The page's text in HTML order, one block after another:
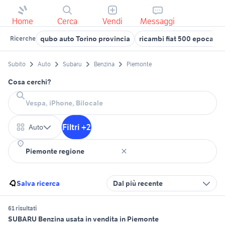
Home Cerca Vendi Messaggi
Ricerche qubo auto Torino provincia ricambi fiat 500 epoca
Subito Auto Subaru Benzina Piemonte
Cosa cerchi?
Auto Filtri +2
Salva ricerca Dal più recente
61 risultati
SUBARU Benzina usata in vendita in Piemonte